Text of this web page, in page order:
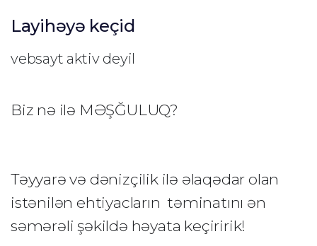
Layihəyə keçid
vebsayt aktiv deyil
Biz nə ilə MƏŞĞULUQ?
Təyyarə və dənizçilik ilə əlaqədar olan
istənilən ehtiyacların təminatını ən
səmərəli şəkildə həyata keçiririk!